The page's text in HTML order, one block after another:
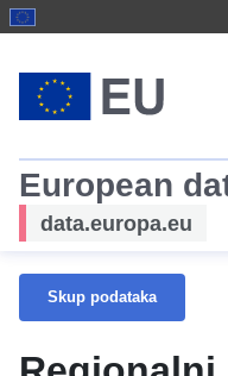
European
data.europa.eu
Skup podataka